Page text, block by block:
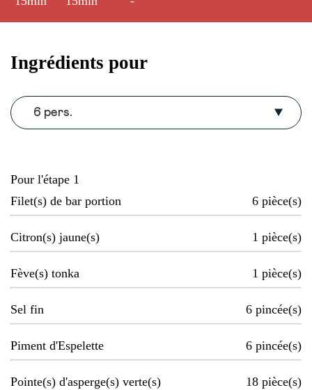
Ingrédients pour
6 pers.
Pour l'étape 1
Filet(s) de bar portion
6 pièce(s)
Citron(s) jaune(s) 1 pièce(s)
Fève(s) tonka 1 pièce(s)
Sel fin 6 pincée(s)
Piment d'Espelette 6 pincée(s)
Pointe(s) d'asperge(s) verte(s) 18 pièce(s)